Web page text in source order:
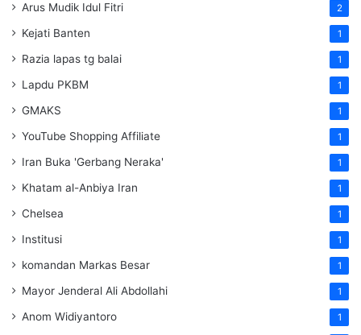
Arus Mudik Idul Fitri 2
Kejati Banten 1
Razia lapas tg balai 1
Lapdu PKBM 1
GMAKS 1
YouTube Shopping Affiliate 1
Iran Buka 'Gerbang Neraka' 1
Khatam al-Anbiya Iran 1
Chelsea 1
Institusi 1
komandan Markas Besar 1
Mayor Jenderal Ali Abdollahi 1
Anom Widiyantoro 1